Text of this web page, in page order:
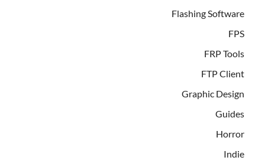
Flashing Software
FPS
FRP Tools
FTP Client
Graphic Design
Guides
Horror
Indie